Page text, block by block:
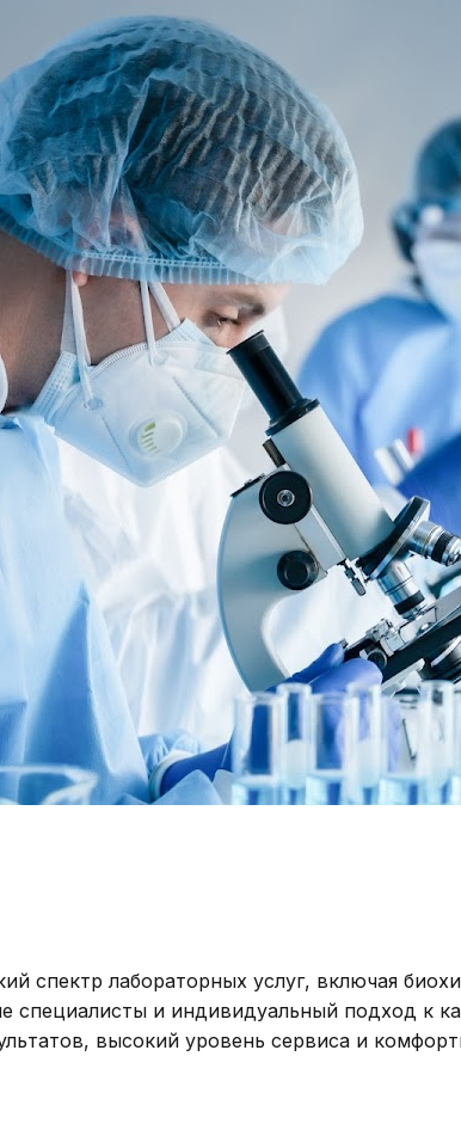
спектр лабораторных услуг, включая
специалисты и индивидуальный подход к
высокий уровень сервиса и